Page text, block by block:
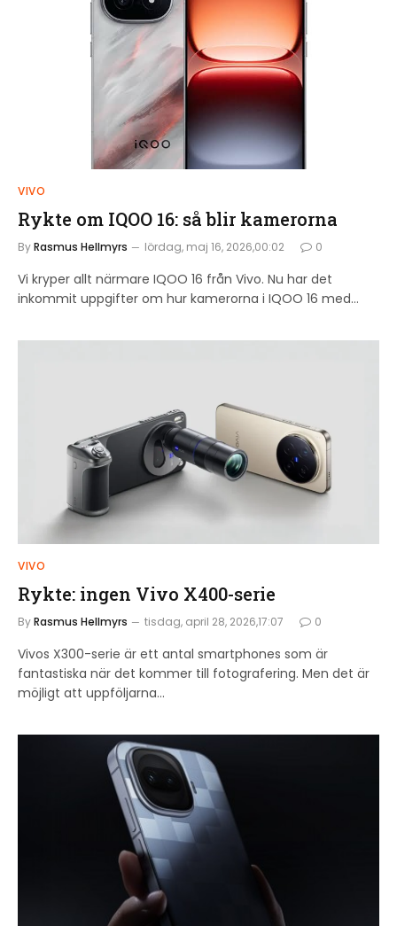
VIVO
Rykte om IQOO 16: så blir kamerorna
ByRasmus Hellmyrs lördag, maj 16, 2026,00:02 0
Vi kryper allt närmare IQOO 16 från Vivo. Nu har det
inkommit uppgifter om hur kamerorna i IQOO 16 med…
VIVO
Rykte: ingen Vivo X400-serie
ByRasmus Hellmyrs tisdag, april 28, 2026,17:07 0
Vivos X300-serie är ett antal smartphones som är
fantastiska när det kommer till fotografering. Men det är
möjligt att uppföljarna…